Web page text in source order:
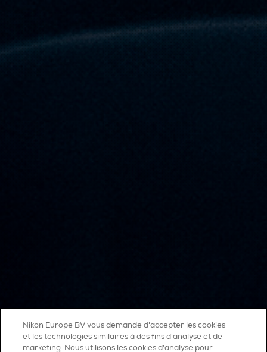
Nikon Europe BV vous demande d'accepter les cookies
et les technologies similaires à des fins d'analyse et de
marketing. Nous utilisons les cookies d’analyse pour